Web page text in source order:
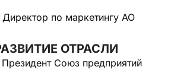
Директор по маркетингу АО
ОТРАСЛИ
Президент Союз предприятий